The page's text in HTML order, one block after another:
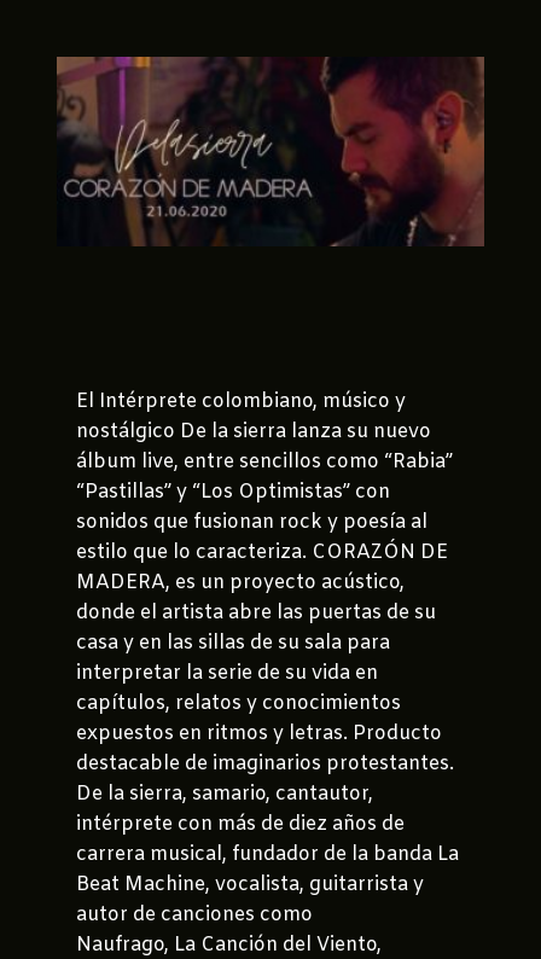
El Intérprete colombiano, músico y
nostálgico De la sierra lanza su nuevo
álbum live, entre sencillos como “Rabia”
“Pastillas” y “Los Optimistas” con
sonidos que fusionan rock y poesía al
estilo que lo caracteriza. CORAZÓN DE
MADERA, es un proyecto acústico,
donde el artista abre las puertas de su
casa y en las sillas de su sala para
interpretar la serie de su vida en
capítulos, relatos y conocimientos
expuestos en ritmos y letras. Producto
destacable de imaginarios protestantes.
De la sierra, samario, cantautor,
intérprete con más de diez años de
carrera musical, fundador de la banda La
Beat Machine, vocalista, guitarrista y
autor de canciones como
Naufrago, La Canción del Viento,